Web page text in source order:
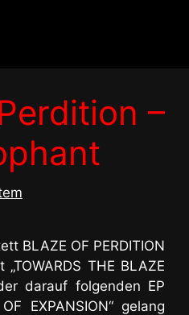
–
BLAZE OF PERDITION
THE BLAZE
darauf folgenden EP
EXPANSION“ gelang